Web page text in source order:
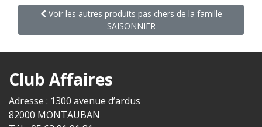
Voir les autres produits pas chers de la famille
SAISONNIER
Club Affaires
Adresse : 1300 avenue d’ardus
82000 MONTAUBAN